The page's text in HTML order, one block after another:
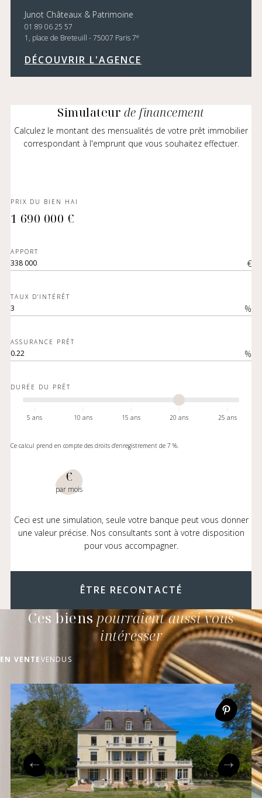
Junot Châteaux & Patrimoine
01 89 06 25 57
1, place de Breteuill - 75007 Paris 7e
DÉCOUVRIR L'AGENCE
Simulateur de financement
Calculez le montant des mensualités de votre prêt immobilier
correspondant à l'emprunt que vous souhaitez effectuer.
PRIX DU BIEN HAI
1 690 000 €
APPORT
€
TAUX D'INTÉRÊT
%
ASSURANCE PRÊT
%
DURÉE DU PRÊT
5 ans 10 ans 15 ans 20 ans 25 ans
Ce calcul prend en compte des droits d'enregistrement de 7 %.
€
par mois
Ceci est une simulation, seule votre banque peut vous donner
une valeur précise. Nos consultants sont à votre disposition
pour vous accompagner.
ÊTRE RECONTACTÉ
Ces biens pourraient aussi vous
intéresser
EN VENTEVENDUS